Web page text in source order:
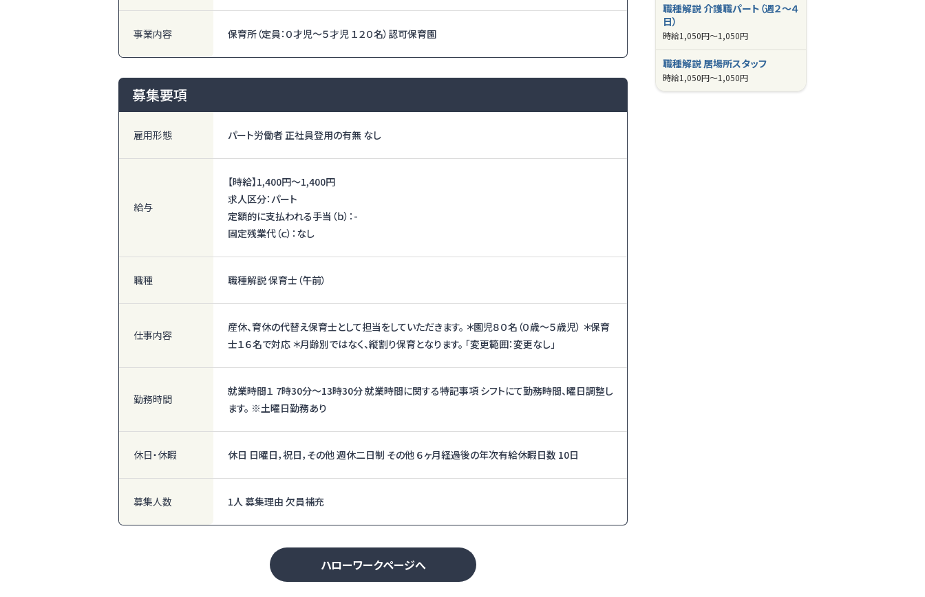
事業内容 保育所（定員：０才児～５才児 １２０名）認可保育園
募集要項
雇用形態 パート労働者 正社員登用の有無 なし
給与
【時給】1,400円〜1,400円
求人区分：パート
定額的に支払われる手当（ｂ）：-
固定残業代（ｃ）：なし
職種 職種解説 保育士（午前）
仕事内容
産休、育休の代替え保育士として担当をしていただきます。 ＊園児８０名（０歳～５歳児） ＊保育
士１６名で対応 ＊月齢別ではなく、縦割り保育となります。 「変更範囲：変更なし」
勤務時間
就業時間１ 7時30分〜13時30分 就業時間に関する特記事項 シフトにて勤務時間、曜日調整し
ます。 ※土曜日勤務あり
休日・休暇 休日 日曜日，祝日，その他 週休二日制 その他 ６ヶ月経過後の年次有給休暇日数 10日
募集人数 1人 募集理由 欠員補充
ハローワークページへ
職種解説 介護職パート（週２～４
日）
時給1,050円～1,050円
職種解説 居場所スタッフ
時給1,050円～1,050円